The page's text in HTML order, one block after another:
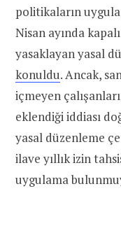
politikaların
Nisan ayında
yasaklayan yasal
konuldu. Ancak,
içmeyen
eklendiği iddiası
yasal düzenleme
ilave yıllık izin
uygulama